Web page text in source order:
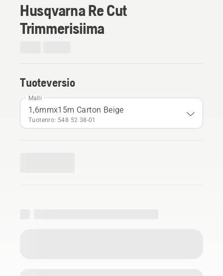
Husqvarna Re Cut
Trimmerisiima
Tuoteversio
Malli
1,6mmx15m Carton Beige
Tuotenro: 548 52 38‑01